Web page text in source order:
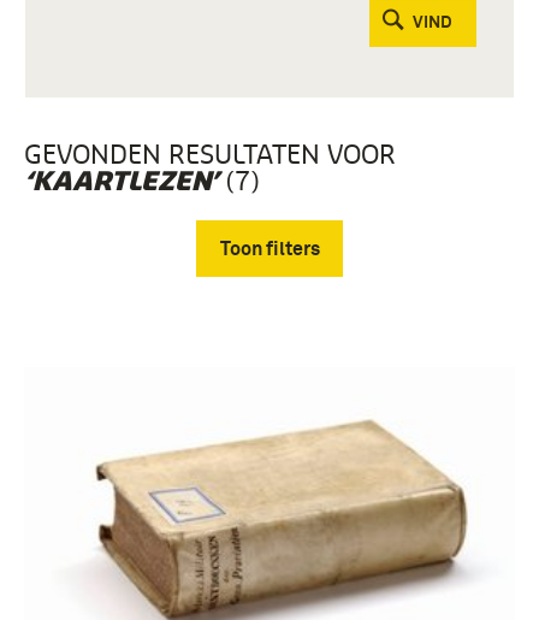
VIND
GEVONDEN RESULTATEN VOOR
‘KAARTLEZEN’(7)
Toon filters
boek (3)